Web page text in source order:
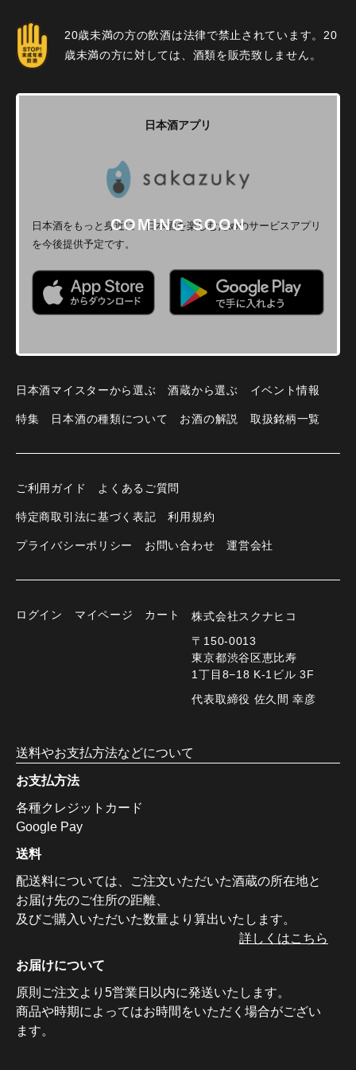
20歳未満の方の飲酒は法律で禁止されています。20
歳未満の方に対しては、酒類を販売致しません。
日本酒アプリ
日本酒をもっと身近に！日本酒を楽しむためのサービスアプリ
を今後提供予定です。
日本酒マイスターから選ぶ 酒蔵から選ぶ イベント情報
特集 日本酒の種類について お酒の解説 取扱銘柄一覧
ご利用ガイド よくあるご質問
特定商取引法に基づく表記 利用規約
プライバシーポリシー お問い合わせ 運営会社
ログイン マイページ カート
株式会社スクナヒコ
〒150-0013
東京都渋谷区恵比寿
1丁目8−18 K-1ビル 3F
代表取締役 佐久間 幸彦
送料やお支払方法などについて
お支払方法
各種クレジットカード
Google Pay
送料
配送料については、ご注文いただいた酒蔵の所在地と
お届け先のご住所の距離、
及びご購入いただいた数量より算出いたします。
詳しくはこちら
お届けについて
原則ご注文より5営業日以内に発送いたします。
商品や時期によってはお時間をいただく場合がござい
ます。